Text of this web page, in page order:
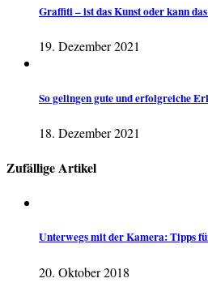
Graffiti – ist das Kunst oder kann
19. Dezember 2021
So gelingen gute und erfolgreiche
18. Dezember 2021
Zufällige Artikel
Unterwegs mit der Kamera: Tipps
20. Oktober 2018